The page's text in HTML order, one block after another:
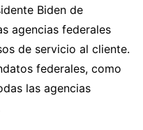
Biden de
agencias federales
de servicio al cliente.
federales, como
las agencias